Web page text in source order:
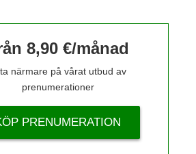
8,90 €/månad
närmare på vårat utbud av
prenumerationer
PRENUMERATION